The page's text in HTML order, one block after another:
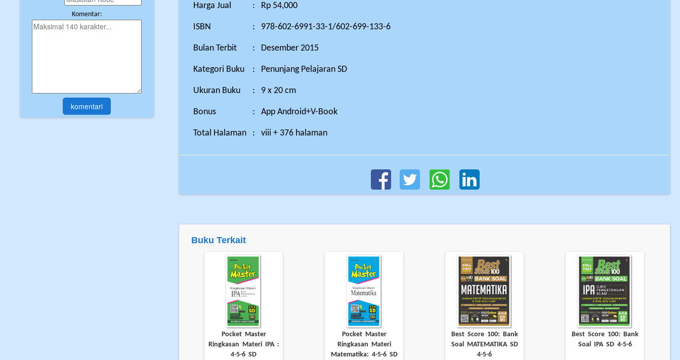
Komentar:
Harga Jual : Rp 54,000
ISBN : 978-602-6991-33-1/602-699-133-6
Bulan Terbit : Desember 2015
Kategori Buku : Penunjang Pelajaran SD
Ukuran Buku : 9 x 20 cm
Bonus : App Android+V-Book
Total Halaman : viii + 376 halaman
Buku Terkait
Pocket Master
Ringkasan Materi IPA :
4-5-6 SD
Pocket Master
Ringkasan Materi
Matematika: 4-5-6 SD
Best Score 100: Bank
Soal MATEMATIKA SD
4-5-6
Best Score 100: Bank
Soal IPA SD 4-5-6